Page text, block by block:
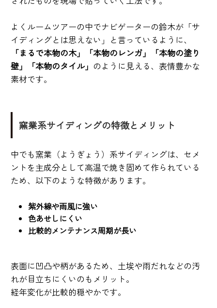
よくルームツアーの中でナビゲーターの鈴木が「サ
イディングとは思えない」と言っているように、
「まるで本物の木」「本物のレンガ」「本物の塗り
壁」「本物のタイル」 のように見える、表情豊かな
素材です。
窯業系サイディングの特徴とメリット
中でも窯業（ようぎょう）系サイディングは、セメ
ントを主成分として高温で焼き固めて作られている
ため、以下のような特徴があります。
紫外線や雨風に強い
色あせしにくい
比較的メンテナンス周期が長い
表面に凹凸や柄があるため、土埃や雨だれなどの汚
れが目立ちにくいのもメリット。
経年変化が比較的穏やかです。